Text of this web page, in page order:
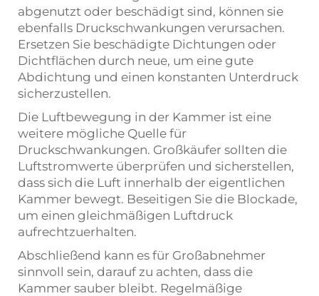
abgenutzt oder beschädigt sind, können sie
ebenfalls Druckschwankungen verursachen.
Ersetzen Sie beschädigte Dichtungen oder
Dichtflächen durch neue, um eine gute
Abdichtung und einen konstanten Unterdruck
sicherzustellen.
Die Luftbewegung in der Kammer ist eine
weitere mögliche Quelle für
Druckschwankungen. Großkäufer sollten die
Luftstromwerte überprüfen und sicherstellen,
dass sich die Luft innerhalb der eigentlichen
Kammer bewegt. Beseitigen Sie die Blockade,
um einen gleichmäßigen Luftdruck
aufrechtzuerhalten.
Abschließend kann es für Großabnehmer
sinnvoll sein, darauf zu achten, dass die
Kammer sauber bleibt. Regelmäßige